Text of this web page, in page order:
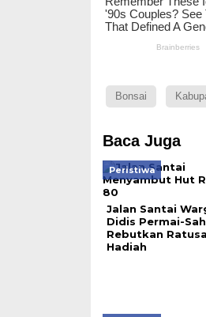
Bonsai
Baca Juga
Peristiwa
Jalan Santai
Didis Permai-
Rebutkan
Hadiah